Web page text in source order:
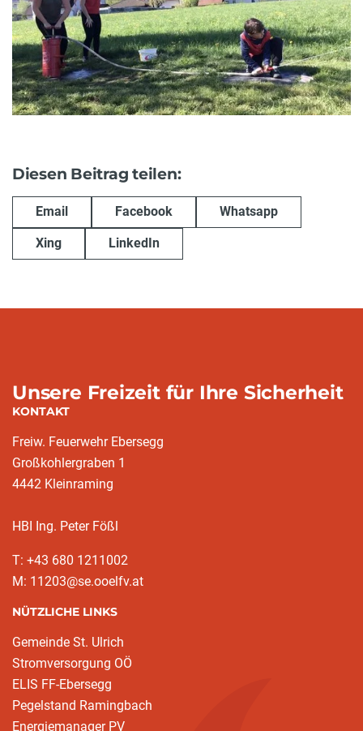
Diesen Beitrag teilen:
Email Facebook Whatsapp
Xing LinkedIn
Unsere Freizeit für Ihre Sicherheit
KONTAKT
Freiw. Feuerwehr Ebersegg
Großkohlergraben 1
4442 Kleinraming
HBI Ing. Peter Fößl
T: +43 680 1211002
M: 11203@se.ooelfv.at
NÜTZLICHE LINKS
Gemeinde St. Ulrich
Stromversorgung OÖ
ELIS FF-Ebersegg
Pegelstand Ramingbach
Energiemanager PV